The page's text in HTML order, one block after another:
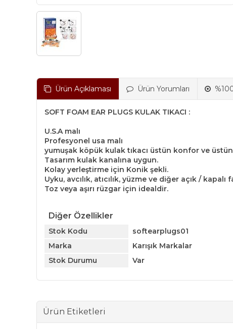
Ürün Açıklaması Ürün Yorumları
SOFT FOAM EAR PLUGS KULAK TIKACI :
U.S.A malı
Profesyonel usa malı
yumuşak köpük kulak tıkacı üstün konfor ve
Tasarım kulak kanalına uygun.
Kolay yerleştirme için Konik şekli.
Uyku, avcılık, atıcılık, yüzme ve diğer açık /
Toz veya aşırı rüzgar için idealdir.
Diğer Özellikler
Stok Kodu
softearplugs01
Marka
Karışık Markalar
Stok Durumu
Var
Ürün Etiketleri